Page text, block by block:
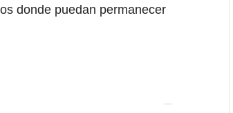
donde puedan permanecer